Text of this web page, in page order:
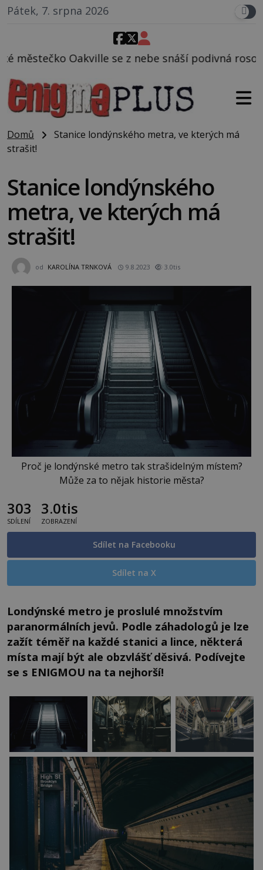
Pátek, 7. srpna 2026
se z nebe snáší podivná rosolovitá látka
Domů
Stanice londýnského metra, ve kterých má
strašit!
Stanice londýnského
metra, ve kterých má
strašit!
od KAROLÍNA TRNKOVÁ 9.8.2023 3.0tis
Proč je londýnské metro tak strašidelným místem?
Může za to nějak historie města?
303
SDÍLENÍ
3.0tis
ZOBRAZENÍ
Sdílet na Facebooku
Sdílet na X
Londýnské metro je proslulé množstvím
paranormálních jevů. Podle záhadologů je lze
zažít téměř na každé stanici a lince, některá
místa mají být ale obzvlášť děsivá. Podívejte
se s ENIGMOU na ta nejhorší!